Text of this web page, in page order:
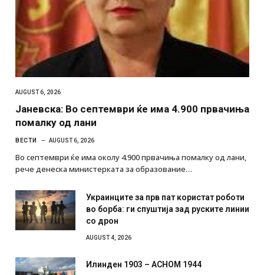
AUGUST 6, 2026
Јаневска: Во септември ќе има 4.900 првачиња
помалку од лани
ВЕСТИ AUGUST 6, 2026
Во септември ќе има околу 4.900 првачиња помалку од лани,
рече денеска министерката за образование…
Украинците за прв пат користат роботи
во борба: ги спуштија зад руските линии
со дрон
AUGUST 4, 2026
Илинден 1903 – АСНОМ 1944